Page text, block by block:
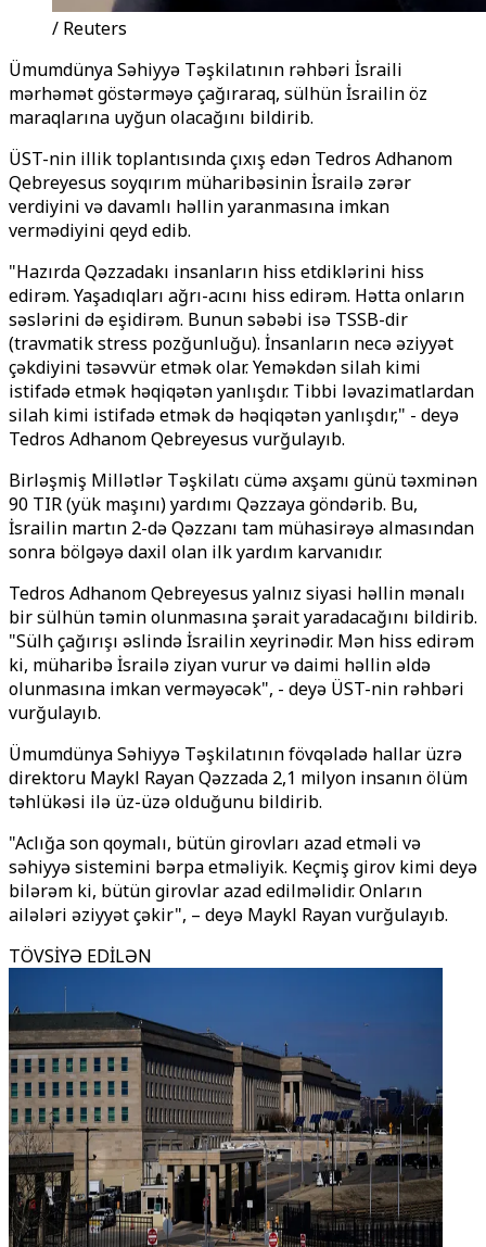
/ Reuters
Ümumdünya Səhiyyə Təşkilatının rəhbəri İsraili
mərhəmət göstərməyə çağıraraq, sülhün İsrailin öz
maraqlarına uyğun olacağını bildirib.
ÜST-nin illik toplantısında çıxış edən Tedros Adhanom
Qebreyesus soyqırım müharibəsinin İsrailə zərər
verdiyini və davamlı həllin yaranmasına imkan
vermədiyini qeyd edib.
"Hazırda Qəzzadakı insanların hiss etdiklərini hiss
edirəm. Yaşadıqları ağrı-acını hiss edirəm. Hətta onların
səslərini də eşidirəm. Bunun səbəbi isə TSSB-dir
(travmatik stress pozğunluğu). İnsanların necə əziyyət
çəkdiyini təsəvvür etmək olar. Yeməkdən silah kimi
istifadə etmək həqiqətən yanlışdır. Tibbi ləvazimatlardan
silah kimi istifadə etmək də həqiqətən yanlışdır," - deyə
Tedros Adhanom Qebreyesus vurğulayıb.
Birləşmiş Millətlər Təşkilatı cümə axşamı günü təxminən
90 TIR (yük maşını) yardımı Qəzzaya göndərib. Bu,
İsrailin martın 2-də Qəzzanı tam mühasirəyə almasından
sonra bölgəyə daxil olan ilk yardım karvanıdır.
Tedros Adhanom Qebreyesus yalnız siyasi həllin mənalı
bir sülhün təmin olunmasına şərait yaradacağını bildirib.
"Sülh çağırışı əslində İsrailin xeyrinədir. Mən hiss edirəm
ki, müharibə İsrailə ziyan vurur və daimi həllin əldə
olunmasına imkan verməyəcək", - deyə ÜST-nin rəhbəri
vurğulayıb.
Ümumdünya Səhiyyə Təşkilatının fövqəladə hallar üzrə
direktoru Maykl Rayan Qəzzada 2,1 milyon insanın ölüm
təhlükəsi ilə üz-üzə olduğunu bildirib.
"Aclığa son qoymalı, bütün girovları azad etməli və
səhiyyə sistemini bərpa etməliyik. Keçmiş girov kimi deyə
bilərəm ki, bütün girovlar azad edilməlidir. Onların
ailələri əziyyət çəkir", – deyə Maykl Rayan vurğulayıb.
TÖVSİYƏ EDİLƏN